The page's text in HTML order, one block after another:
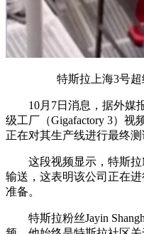
特斯拉上海3号
10月7日消息，据外媒
级工厂（Gigafactory 3）视
正在对其生产线进行最终测
这段视频显示，特斯
输送，这表明该公司正在
准备。
特斯拉粉丝Jayin